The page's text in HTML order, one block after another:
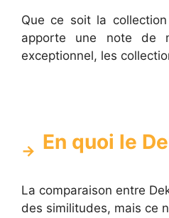
Que ce soit la
apporte une note de
exceptionnel, les
En quoi le
La comparaison entre
des similitudes, mais ce